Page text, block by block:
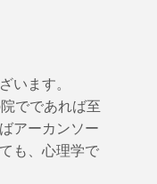
います。
でであれば至
アーカンソー
も、心理学で